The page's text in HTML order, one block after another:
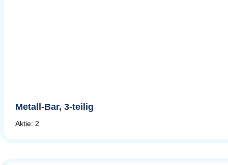
Metall-Bar, 3-teilig
Aktie: 2